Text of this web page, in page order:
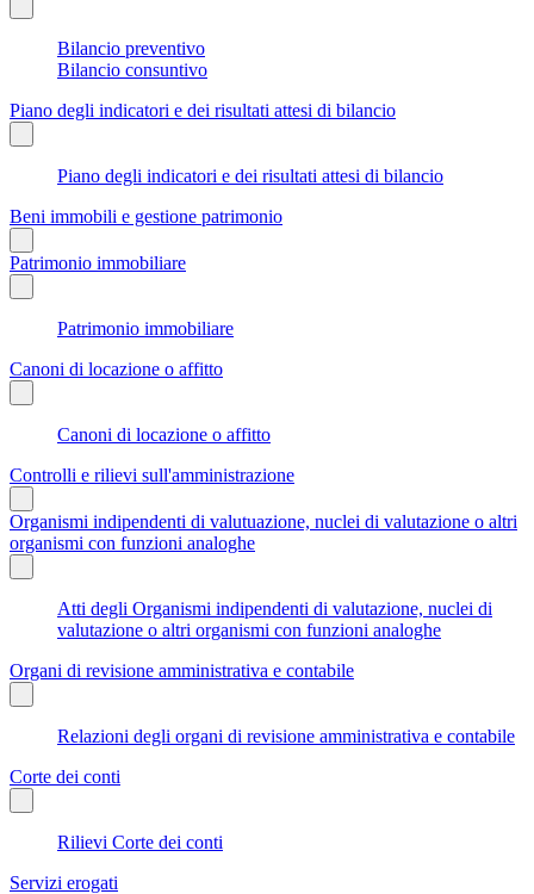
Bilancio preventivo
Bilancio consuntivo
Piano degli indicatori e dei risultati attesi di bilancio
Piano degli indicatori e dei risultati attesi di bilancio
Beni immobili e gestione patrimonio
Patrimonio immobiliare
Patrimonio immobiliare
Canoni di locazione o affitto
Canoni di locazione o affitto
Controlli e rilievi sull'amministrazione
Organismi indipendenti di valutuazione, nuclei di valutazione o altri
organismi con funzioni analoghe
Atti degli Organismi indipendenti di valutazione, nuclei di
valutazione o altri organismi con funzioni analoghe
Organi di revisione amministrativa e contabile
Relazioni degli organi di revisione amministrativa e contabile
Corte dei conti
Rilievi Corte dei conti
Servizi erogati